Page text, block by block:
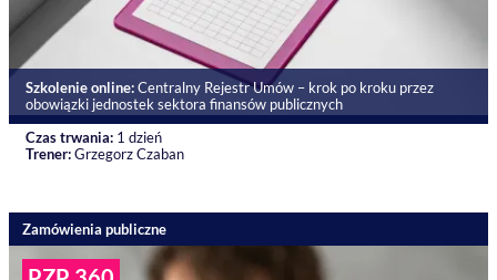
Szkolenie online:Centralny Rejestr Umów – krok po kroku przez
obowiązki jednostek sektora finansów publicznych
Czas trwania: 1 dzień
Trener:Grzegorz Czaban
Zamówienia publiczne